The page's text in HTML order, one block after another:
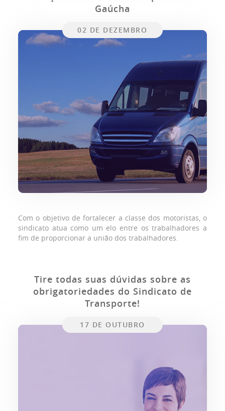
Gaúcha
02 DE DEZEMBRO
Com o objetivo de fortalecer a classe dos motoristas, o
sindicato atua como um elo entre os trabalhadores a
fim de proporcionar a união dos trabalhadores.
Tire todas suas dúvidas sobre as
obrigatoriedades do Sindicato de
Transporte!
17 DE OUTUBRO